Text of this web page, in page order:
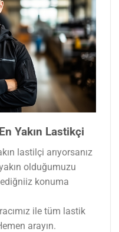
Yakın Lastikçi
lastilçi arıyorsanız
olduğumuzu
konuma
ile tüm lastik
arayın.